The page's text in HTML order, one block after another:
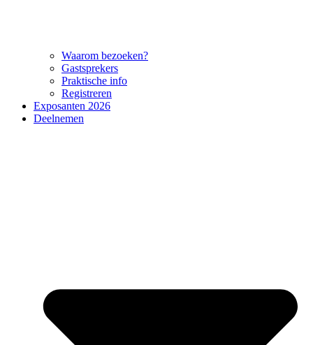
Waarom bezoeken?
Gastsprekers
Praktische info
Registreren
Exposanten 2026
Deelnemen